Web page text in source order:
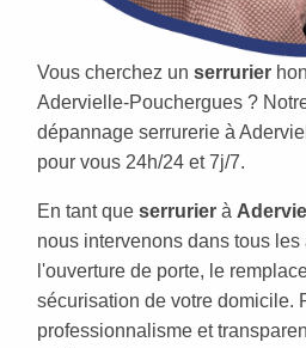
Vous cherchez un serrurier
Adervielle-Pouchergues ?
dépannage serrurerie à
pour vous 24h/24 et 7j/7.
En tant que serrurier à
nous intervenons dans tous
l'ouverture de porte, le
sécurisation de votre domicile.
professionnalisme et